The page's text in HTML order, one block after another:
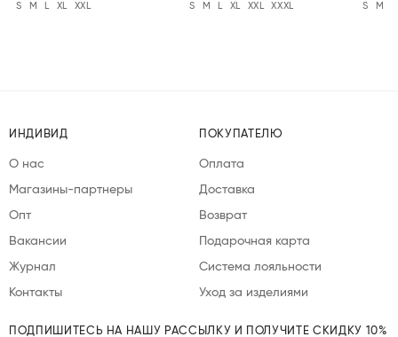
S M XL XXL S M XL XXL XXXL S M
ИНДИВИД
О нас
Магазины-партнеры
Опт
Вакансии
Журнал
Контакты
ПОКУПАТЕЛЮ
Оплата
Доставка
Возврат
Подарочная карта
Система лояльности
Уход за изделиями
ПОДПИШИТЕСЬ НА НАШУ РАССЫЛКУ И ПОЛУЧИТЕ СКИДКУ 10%